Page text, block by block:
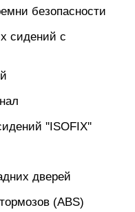
безопасности
сидений с
''ISOFIX''
дверей
(ABS)